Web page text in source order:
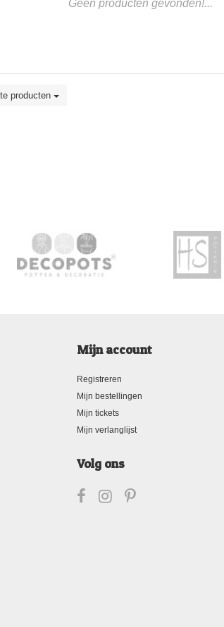
Geen producten gevonden!...
producten
Mijn account
Registreren
Mijn bestellingen
Mijn tickets
Mijn verlanglijst
Volg ons